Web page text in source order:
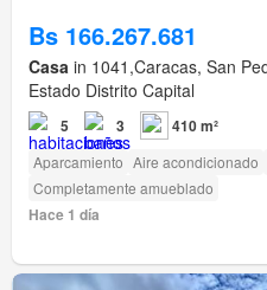
Bs 166.267.681
Casa in 1041,Caracas, San
Estado Distrito Capital
5 3 410 m²
Aparcamiento Aire acondicionado
Completamente amueblado
Hace 1 día